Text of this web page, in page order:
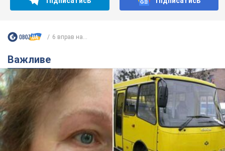
Підпишись на Telegram-канал і подивись, що відбудеться
Підписатись
6 вправ на...
Важливе